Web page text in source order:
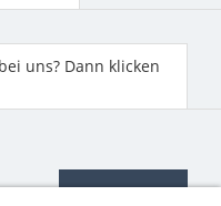
uns? Dann klicken